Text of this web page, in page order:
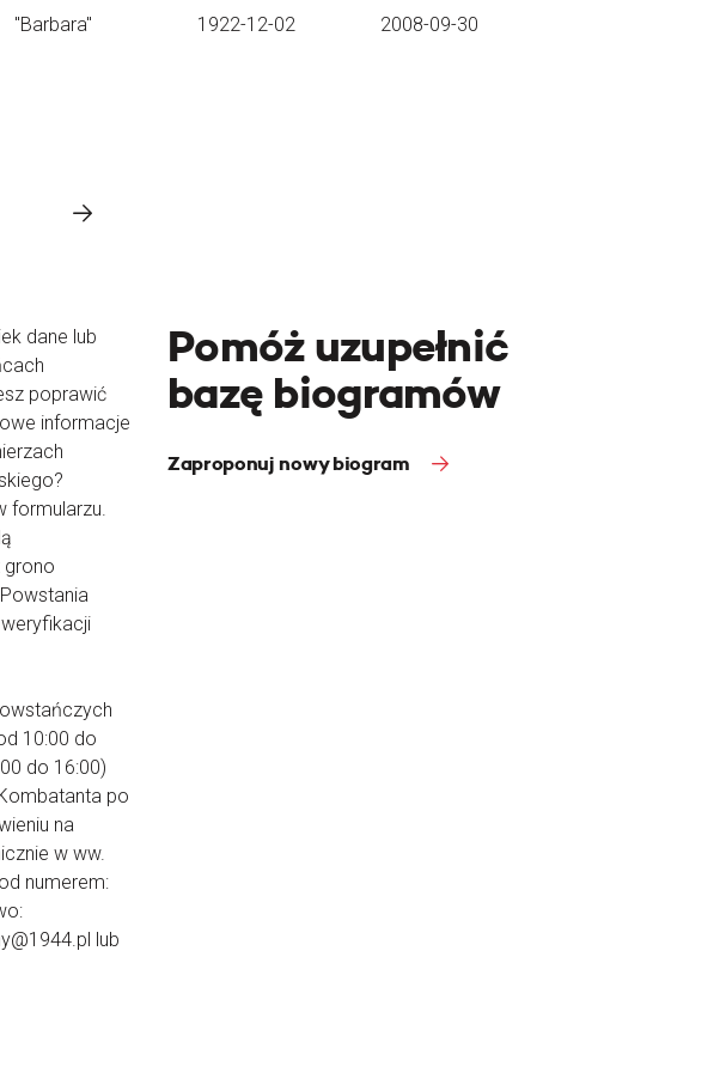
"Barbara" 1922-12-02 2008-09-30
dane lub
poprawić
informacje
formularzu.
grono
10:00 do
do 16:00)
po
na
w ww.
numerem:
lub
Pomóż uzupełnić
bazę biogramów
Zaproponuj nowy biogram